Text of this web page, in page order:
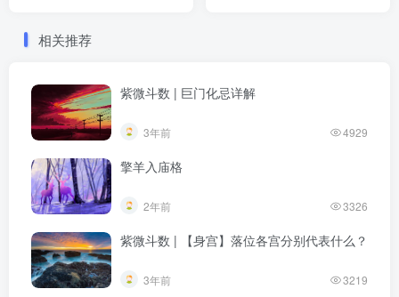
相关推荐
紫微斗数 | 巨门化忌详解
3年前 4929
擎羊入庙格
2年前 3326
紫微斗数 | 【身宫】落位各宫分别代表什么？
3年前 3219